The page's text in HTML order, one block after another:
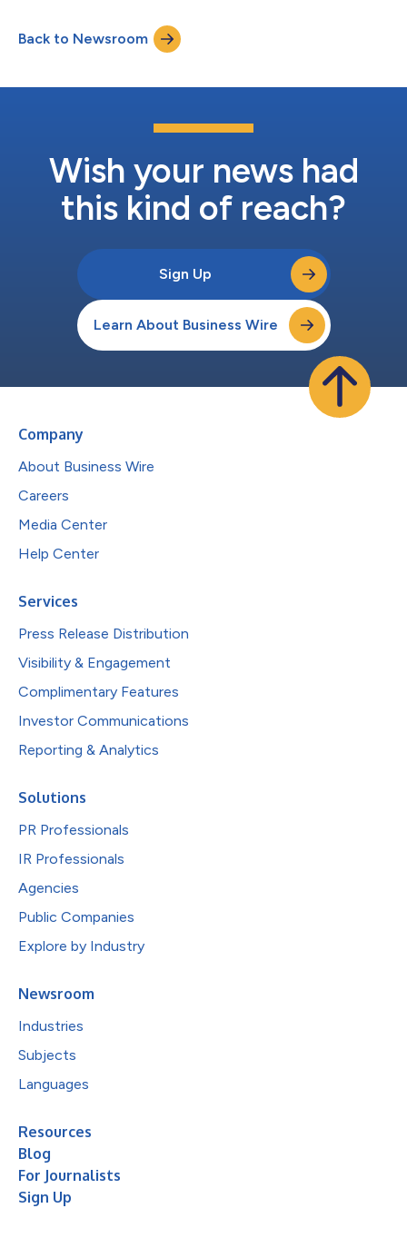
Steak der Welt, das voraussichtlich noch in diesem Jahr in
Singapur und Israel auf den Markt kommen wird, vorbehaltlich
Back to Newsroom
Wish your news had
this kind of reach?
Sign Up
Learn About Business Wire
Company
About Business Wire
Careers
Media Center
Help Center
Services
Press Release Distribution
Visibility & Engagement
Complimentary Features
Investor Communications
Reporting & Analytics
Solutions
PR Professionals
IR Professionals
Agencies
Public Companies
Explore by Industry
Newsroom
Industries
Subjects
Languages
Resources
Blog
For Journalists
Sign Up